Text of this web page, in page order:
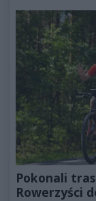
Pokonali
Rowerzyści